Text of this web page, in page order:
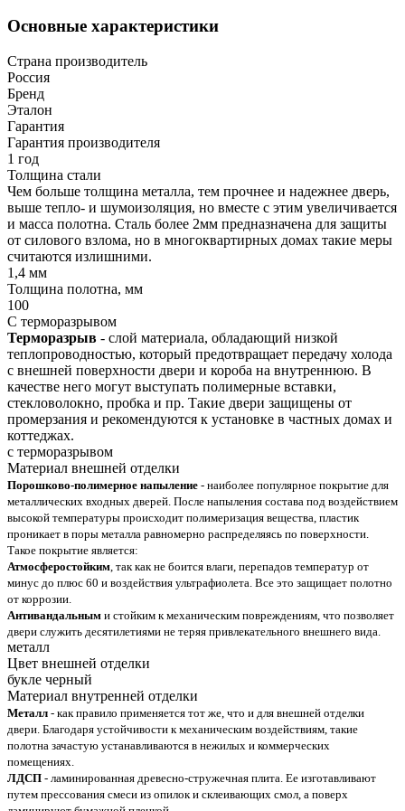
Основные характеристики
Страна производитель
Россия
Бренд
Эталон
Гарантия
Гарантия производителя
1 год
Толщина стали
Чем больше толщина металла, тем прочнее и надежнее дверь,
выше тепло- и шумоизоляция, но вместе с этим увеличивается
и масса полотна. Сталь более 2мм предназначена для защиты
от силового взлома, но в многоквартирных домах такие меры
считаются излишними.
1,4 мм
Толщина полотна, мм
100
С терморазрывом
Терморазрыв - слой материала, обладающий низкой
теплопроводностью, который предотвращает передачу холода
с внешней поверхности двери и короба на внутреннюю. В
качестве него могут выступать полимерные вставки,
стекловолокно, пробка и пр. Такие двери защищены от
промерзания и рекомендуются к установке в частных домах и
коттеджах.
с терморазрывом
Материал внешней отделки
Порошково-полимерное напыление - наиболее популярное покрытие для
металлических входных дверей. После напыления состава под воздействием
высокой температуры происходит полимеризация вещества, пластик
проникает в поры металла равномерно распределяясь по поверхности.
Такое покрытие является:
Атмосферостойким , так как не боится влаги, перепадов температур от
минус до плюс 60 и воздействия ультрафиолета. Все это защищает полотно
от коррозии.
Антивандальным и стойким к механическим повреждениям, что позволяет
двери служить десятилетиями не теряя привлекательного внешнего вида.
металл
Цвет внешней отделки
букле черный
Материал внутренней отделки
Металл - как правило применяется тот же, что и для внешней отделки
двери. Благодаря устойчивости к механическим воздействиям, такие
полотна зачастую устанавливаются в нежилых и коммерческих
помещениях.
ЛДСП - ламинированная древесно-стружечная плита. Ее изготавливают
путем прессования смеси из опилок и склеивающих смол, а поверх